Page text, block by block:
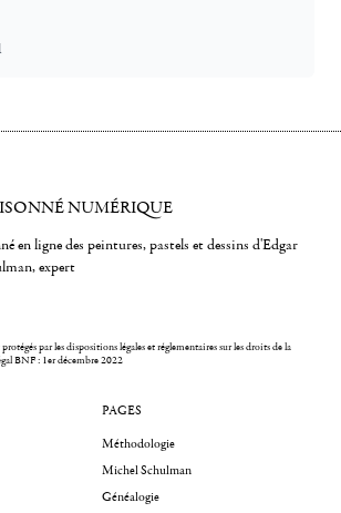
NUMÉRIQUE
en ligne des peintures, pastels et dessins d'Edgar
expert
par les dispositions légales et réglementaires sur les droits de la
BNF : 1er décembre 2022
PAGES
Méthodologie
Michel Schulman
Généalogie